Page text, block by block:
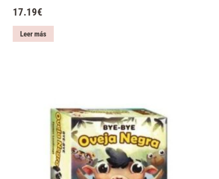
17.19€
Leer más